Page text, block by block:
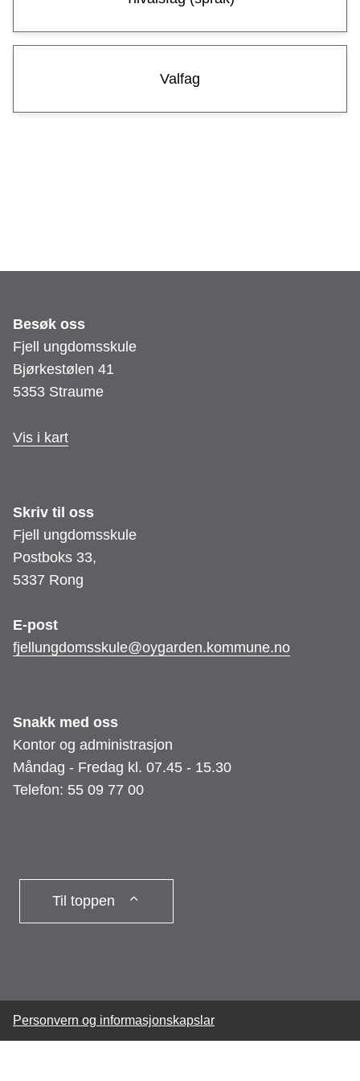
m
s
s
k
Valfag
Besøk oss
Fjell ungdomsskule
Bjørkestølen 41
5353 Straume
Vis i kart
Skriv til oss
Fjell ungdomsskule
Postboks 33,
5337 Rong
E-post
fjellungdomsskule@oygarden.kommune.no
Snakk med oss
Kontor og administrasjon
Måndag - Fredag kl. 07.45 - 15.30
Telefon: 55 09 77 00
Til toppen
Personvern og informasjonskapslar